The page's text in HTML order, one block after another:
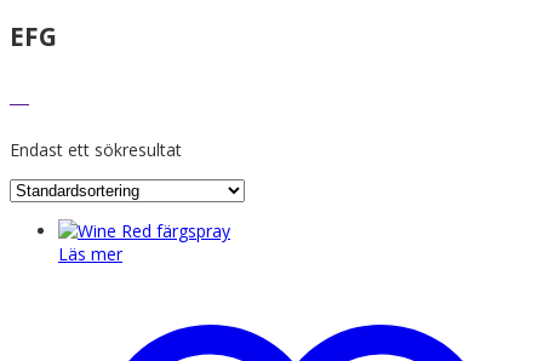
EFG
Endast ett sökresultat
Läs mer